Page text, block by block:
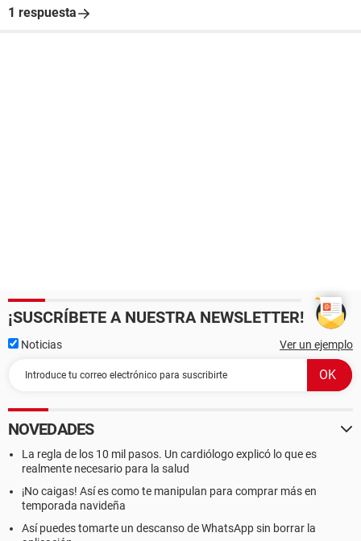
1 respuesta
¡SUSCRÍBETE A NUESTRA NEWSLETTER!
Noticias Ver un ejemplo
NOVEDADES
La regla de los 10 mil pasos. Un cardiólogo explicó lo que es
realmente necesario para la salud
¡No caigas! Así es como te manipulan para comprar más en
temporada navideña
Así puedes tomarte un descanso de WhatsApp sin borrar la